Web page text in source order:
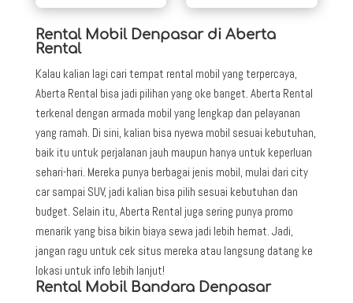
Rental Mobil Denpasar di Aberta
Rental
Kalau kalian lagi cari tempat rental mobil yang terpercaya,
Aberta Rental bisa jadi pilihan yang oke banget. Aberta Rental
terkenal dengan armada mobil yang lengkap dan pelayanan
yang ramah. Di sini, kalian bisa nyewa mobil sesuai kebutuhan,
baik itu untuk perjalanan jauh maupun hanya untuk keperluan
sehari-hari. Mereka punya berbagai jenis mobil, mulai dari city
car sampai SUV, jadi kalian bisa pilih sesuai kebutuhan dan
budget. Selain itu, Aberta Rental juga sering punya promo
menarik yang bisa bikin biaya sewa jadi lebih hemat. Jadi,
jangan ragu untuk cek situs mereka atau langsung datang ke
lokasi untuk info lebih lanjut!
Rental Mobil Bandara Denpasar